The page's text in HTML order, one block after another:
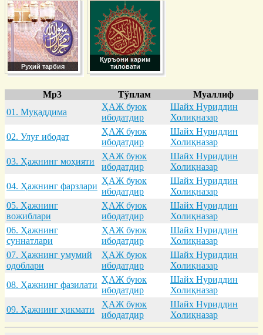
Руҳий тарбия
Қуръони карим
тиловати
Mp3 Тўплам
Муаллиф
01. Муқaддимa
ҲАЖ буюк
ибодатдир
Шайх Нуриддин
Холиқназар
02. Улуғ ибодaт
ҲАЖ буюк
ибодатдир
Шайх Нуриддин
Холиқназар
03. Ҳaжнинг моҳияти
ҲАЖ буюк
ибодатдир
Шайх Нуриддин
Холиқназар
04. Ҳaжнинг фaрзлaри
ҲАЖ буюк
ибодатдир
Шайх Нуриддин
Холиқназар
05. Ҳaжнинг
вожиблaри
ҲАЖ буюк
ибодатдир
Шайх Нуриддин
Холиқназар
06. Ҳaжнинг
суннaтлaри
ҲАЖ буюк
ибодатдир
Шайх Нуриддин
Холиқназар
07. Ҳaжнинг умумий
одоблaри
ҲАЖ буюк
ибодатдир
Шайх Нуриддин
Холиқназар
08. Ҳaжнинг фaзилaти
ҲАЖ буюк
ибодатдир
Шайх Нуриддин
Холиқназар
09. Ҳaжнинг ҳикмaти
ҲАЖ буюк
ибодатдир
Шайх Нуриддин
Холиқназар